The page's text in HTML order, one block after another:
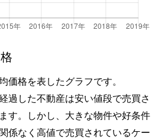
価格を表したグラフです。
過した不動産は安い値段で売買さ
す。しかし、大きな物件や好条件
係なく高値で売買されているケー